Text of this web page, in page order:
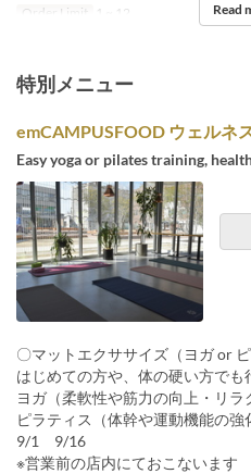
Order Limit
1 ~ 12 Read
特別メニュー
emCAMPUSFOOD ウェルネ
Easy yoga or pilates training,
〇マットエクササイズ（ヨガ or ピ
はじめての方や、体の硬い方でも
ヨガ（柔軟性や筋力の向上・
ピラティス（体幹や運動機能の
9/1 9/16
※営業前の店内にておこないます